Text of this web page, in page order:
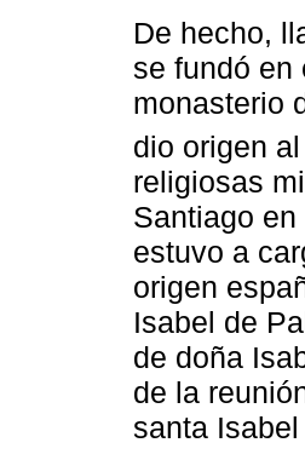
De hecho,
se fundó en
monasterio
dio origen
religiosas
Santiago
estuvo a
origen
Isabel de
de doña
de la
santa